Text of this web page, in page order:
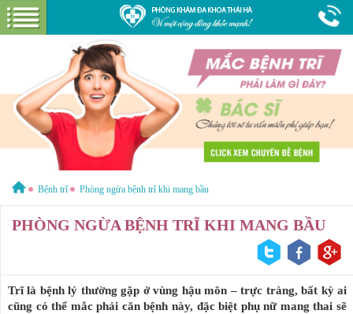
1800 6621Miễn phí tư vấn & cước gọi
GIỚI THIỆU
GIỚI THIỆU VỀ PHÒNG KHÁM
CƠ SỞ VẬT CHẤT
GÓI DỊCH VỤ
HƯỚNG DẪN VÀ CHI PHÍ
BỆNH HẬU MÔN
Bệnh trĩ Phòng ngừa bệnh trĩ khi mang bầu
PHÒNG NGỪA BỆNH TRĨ KHI MANG BẦU
Trĩ là bệnh lý thường gặp ở vùng hậu môn – trực tràng, bất kỳ ai
cũng có thể mắc phải căn bệnh này, đặc biệt phụ nữ mang thai sẽ